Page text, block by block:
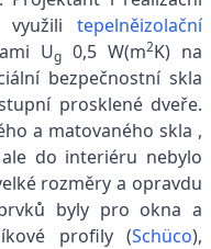
využili tepelněizolační
Ug 0,5 W(m2K) na
bezpečnostní skla
prosklené dveře.
a matovaného skla ,
do interiéru nebylo
rozměry a opravdu
byly pro okna a
profily (Schüco),